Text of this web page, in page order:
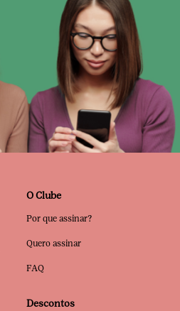
O Clube
Por que assinar?
Quero assinar
FAQ
Descontos